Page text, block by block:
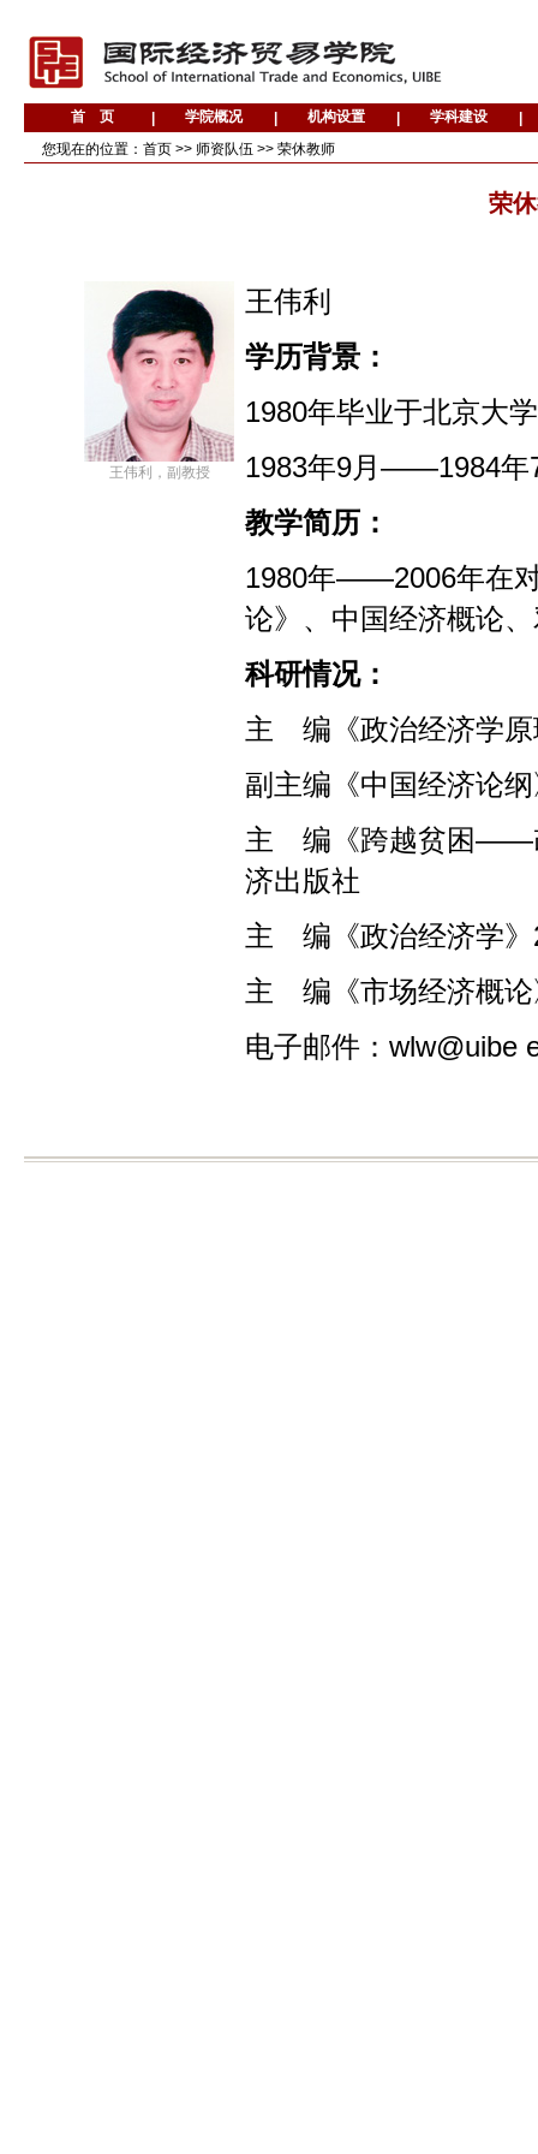
您现在的位置： 首页 >> 师资队伍 >> 荣休教师
荣
王伟利，副教授
王伟利
学历背景：
1980年毕业于北京大
1983年9月——1984年
教学简历：
1980年——2006年在
论》、中国经济概论
科研情况：
主 编《政治经济学
副主编《中国经济论
主 编《跨越贫困――
济出版社
主 编《政治经济学
主 编《市场经济概
电子邮件：wlw@uibe